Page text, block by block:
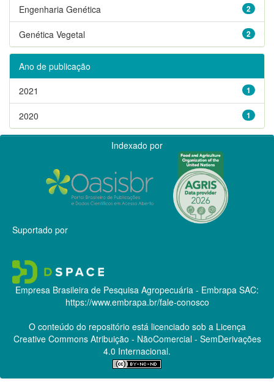
2
Engenharia Genética
2
Genética Vegetal
Ano de publicação
1
2021
1
2020
Indexado por
Suportado por
Empresa Brasileira de Pesquisa Agropecuária - Embrapa SAC:
https://www.embrapa.br/fale-conosco
O conteúdo do repositório está licenciado sob a Licença
Creative CommonsAtribuição - NãoComercial - SemDerivações
4.0 Internacional.